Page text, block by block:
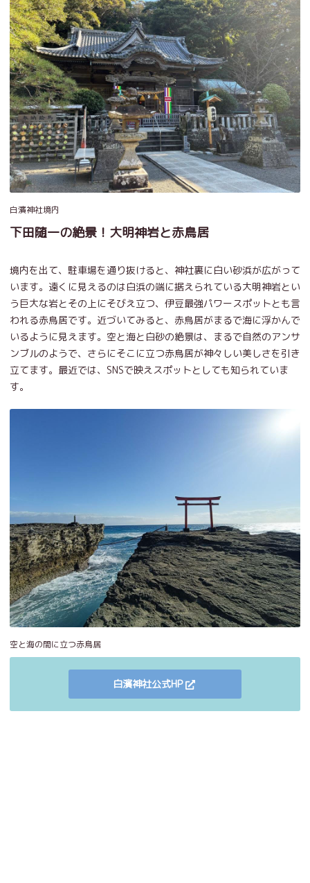
白濱神社境内
下田随一の絶景！大明神岩と赤鳥居
境内を出て、駐車場を通り抜けると、神社裏に白い砂浜が広がって
います。遠くに見えるのは白浜の端に据えられている大明神岩とい
う巨大な岩とその上にそびえ立つ、伊豆最強パワースポットとも言
われる赤鳥居です。近づいてみると、赤鳥居がまるで海に浮かんで
いるように見えます。空と海と白砂の絶景は、まるで自然のアンサ
ンブルのようで、さらにそこに立つ赤鳥居が神々しい美しさを引き
立てます。最近では、SNSで映えスポットとしても知られていま
す。
空と海の間に立つ赤鳥居
白濱神社公式HP